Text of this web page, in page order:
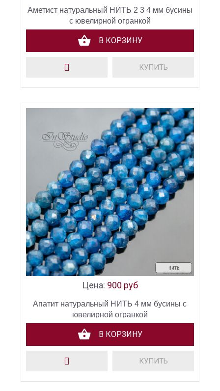
Аметист натуральный НИТЬ 2 3 4 мм бусины
с ювелирной огранкой
В КОРЗИНУ
КУПИТЬ
нить
Цена: 900 руб
Апатит натуральный НИТЬ 4 мм бусины с
ювелирной огранкой
В КОРЗИНУ
КУПИТЬ